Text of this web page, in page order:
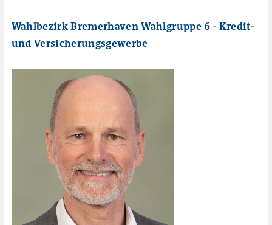
Wahlbezirk Bremerhaven Wahlgruppe 6 - Kredit-
und Versicherungsgewerbe